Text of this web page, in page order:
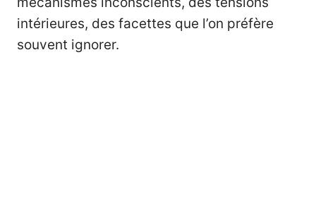
intérieures, des facettes que l’on préfère
souvent ignorer.